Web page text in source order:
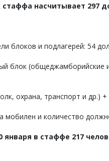
стаффа насчитывает 297
блоков и подлагерей: 54
блок (общеджамборийские
охрана, транспорт и др.)
мобилен и количество
января в стаффе 217